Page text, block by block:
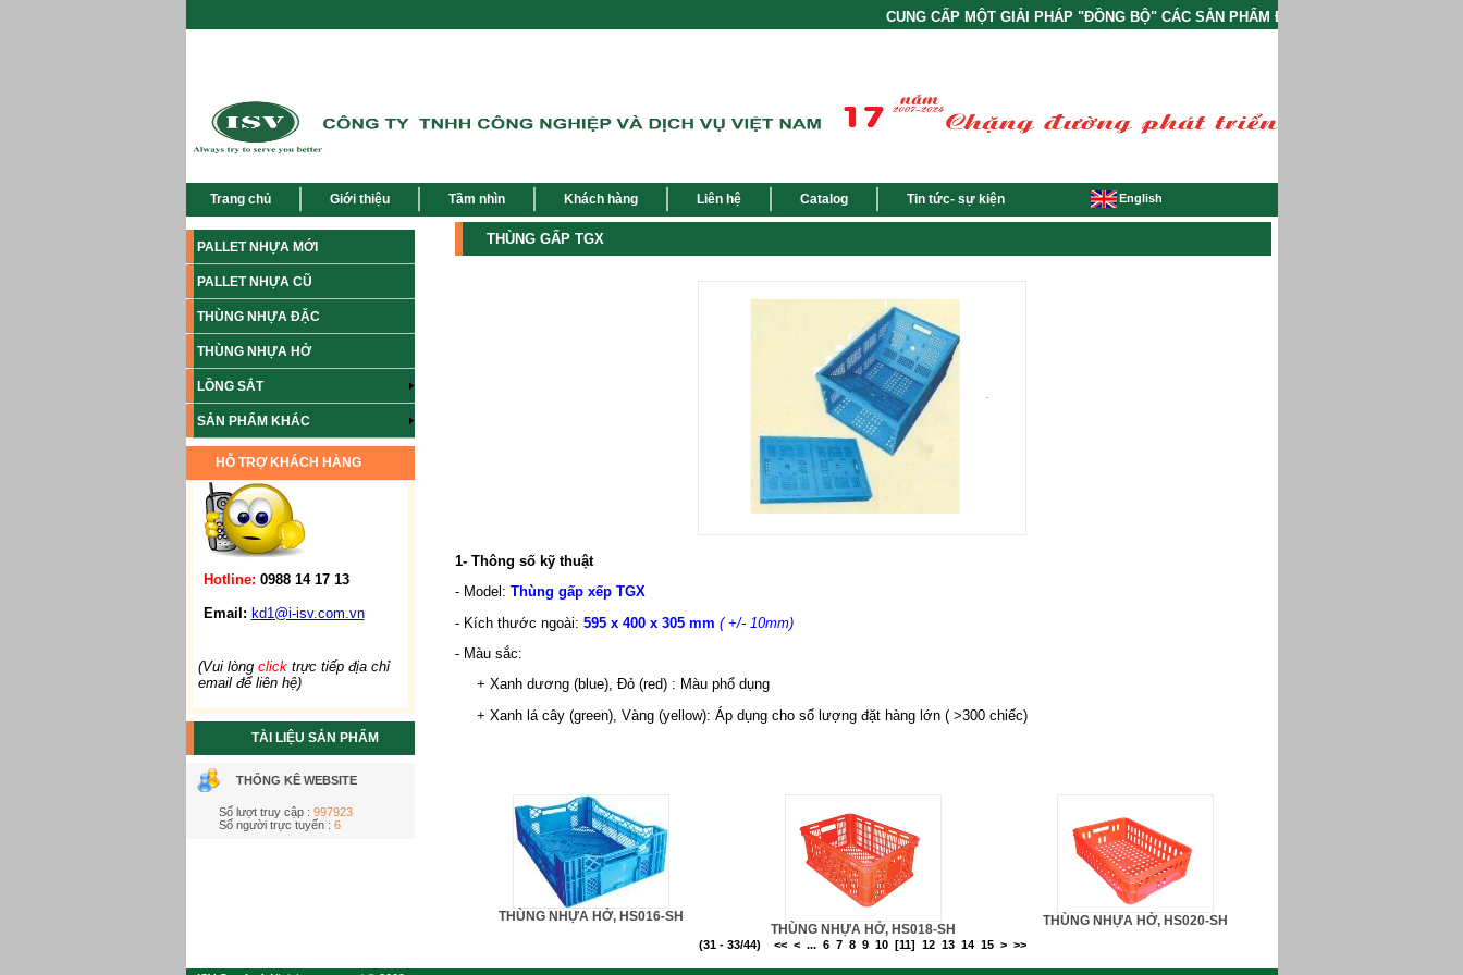
CUNG CẤP MỘT GIẢI PHÁP "ĐỒNG BỘ" CÁC SẢN PHẨM ĐÓNG GÓI VÀ PHỤ TRỢ
Trang chủ Giới thiệu Tầm nhìn Khách hàng Liên hệ Catalog Tin tức- sự kiện English
PALLET NHỰA MỚI
PALLET NHỰA CŨ
THÙNG NHỰA ĐẶC
THÙNG NHỰA HỞ
LỒNG SẮT
SẢN PHẨM KHÁC
HỖ TRỢ KHÁCH HÀNG
Hotline: 0988 14 17 13
Email: kd1@i-isv.com.vn
(Vui lòng clicktrực tiếp địa chỉ
email để liên hệ)
TÀI LIỆU SẢN PHẨM
THỐNG KÊ WEBSITE
Số lượt truy cập : 997923
Số người trực tuyến : 6
THÙNG GẤP TGX
1- Thông số kỹ thuật
- Model: Thùng gấp xếp TGX
- Kích thước ngoài: 595 x 400 x 305 mm ( +/- 10mm)
- Màu sắc:
+ Xanh dương (blue), Đỏ (red) : Màu phổ dụng
+ Xanh lá cây (green), Vàng (yellow): Áp dụng cho số lượng đặt hàng lớn ( >300 chiếc)
THÙNG NHỰA HỞ, HS016-SH
THÙNG NHỰA HỞ, HS018-SH
THÙNG NHỰA HỞ, HS020-SH
(31 - 33/44) << < ... 6 7 8 9 10 [11] 12 13 14 15 > >>